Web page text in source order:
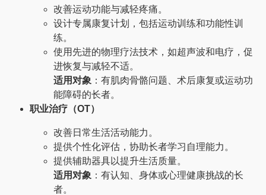
改善运动功能与减轻疼痛。
设计专属康复计划，包括运动训练和功能性训
练。
使用先进的物理疗法技术，如超声波和电疗，促
进恢复与减轻不适。
适用对象 ：有肌肉骨骼问题、术后康复或运动功
能障碍的长者。
职业治疗（OT）
改善日常生活活动能力。
提供个性化评估，协助长者学习自理能力。
提供辅助器具以提升生活质量。
适用对象 ：有认知、身体或心理健康挑战的长
者。